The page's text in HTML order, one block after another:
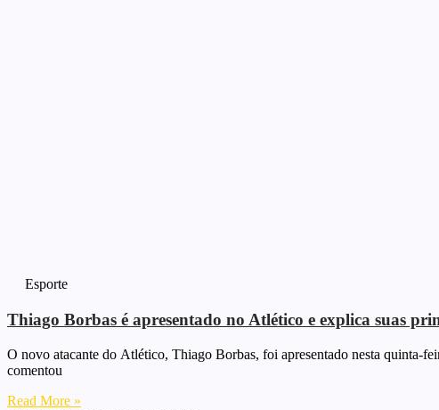
Esporte
Thiago Borbas é apresentado no Atlético e explica suas
O novo atacante do Atlético, Thiago Borbas, foi apresentado nesta quinta-
comentou
Read More »